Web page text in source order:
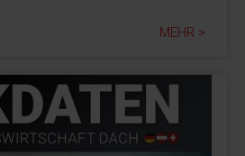
MEHR >